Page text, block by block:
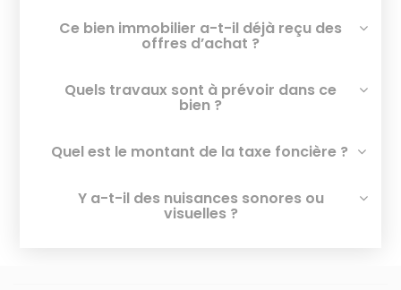
Ce bien immobilier a-t-il déjà reçu des
offres d’achat ?
Quels travaux sont à prévoir dans ce
bien ?
Quel est le montant de la taxe foncière ?
Y a-t-il des nuisances sonores ou
visuelles ?